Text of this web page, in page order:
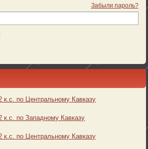
Забыли пароль?
к.с. по Центральному Кавказу
к.с. по Западному Кавказу
к.с. по Центральному Кавказу